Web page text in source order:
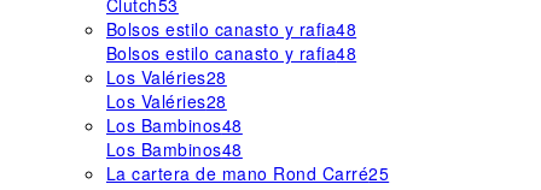
Clutch53
Bolsos estilo canasto y rafia48
Bolsos estilo canasto y rafia48
Los Valéries28
Los Valéries28
Los Bambinos48
Los Bambinos48
La cartera de mano Rond Carré25